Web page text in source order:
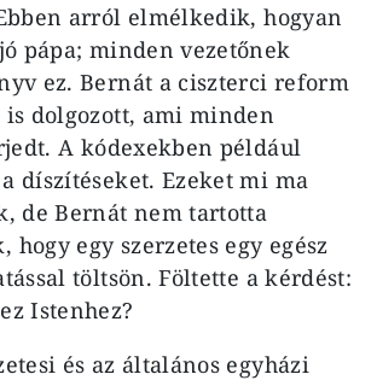
arról elmélkedik, hogyan
pápa; minden vezetőnek
ez. Bernát a ciszterci reform
dolgozott, ami minden
A kódexekben például
díszítéseket. Ezeket mi ma
de Bernát nem tartotta
hogy egy szerzetes egy egész
töltsön. Föltette a kérdést:
Istenhez?
és az általános egyházi